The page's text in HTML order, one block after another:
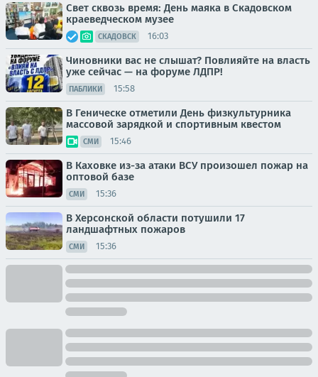
Свет сквозь время: День маяка в Скадовском
краеведческом музее
СКАДОВСК 16:03
Чиновники вас не слышат? Повлияйте на власть
уже сейчас — на форуме ЛДПР!
ПАБЛИКИ 15:58
В Геническе отметили День физкультурника
массовой зарядкой и спортивным квестом
СМИ 15:46
В Каховке из-за атаки ВСУ произошел пожар на
оптовой базе
СМИ 15:36
В Херсонской области потушили 17
ландшафтных пожаров
СМИ 15:36